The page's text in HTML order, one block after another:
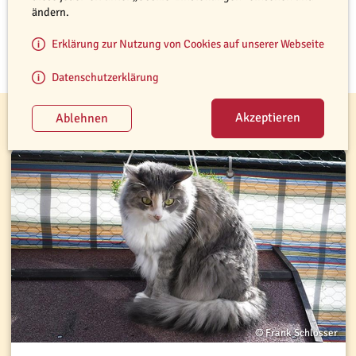
finden Sie den einen oder anderen Hinweis, der sie Ihre Samtpfote
Gefahren im Alltag finden Sie auf den folgenden Seiten. Wir
wünschen viel Spaß beim Stöbern!
Tipps für Katzenhalter
© Frank Schlösser
ändern.
Erklärung zur Nutzung von Cookies auf unserer Webseite
Datenschutzerklärung